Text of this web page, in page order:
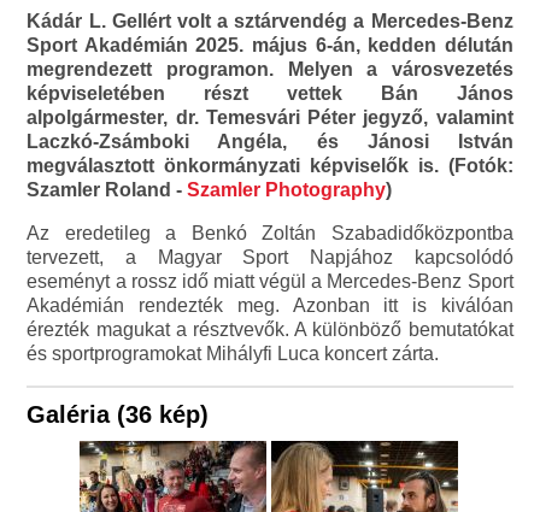
Kádár L. Gellért volt a sztárvendég a Mercedes-Benz
Sport Akadémián 2025. május 6-án, kedden délután
megrendezett programon. Melyen a városvezetés
képviseletében részt vettek Bán János
alpolgármester, dr. Temesvári Péter jegyző, valamint
Laczkó-Zsámboki Angéla, és Jánosi István
megválasztott önkormányzati képviselők is. (Fotók:
Szamler Roland -Szamler Photography)
Az eredetileg a Benkó Zoltán Szabadidőközpontba
tervezett, a Magyar Sport Napjához kapcsolódó
eseményt a rossz idő miatt végül a Mercedes-Benz Sport
Akadémián rendezték meg. Azonban itt is kiválóan
érezték magukat a résztvevők. A különböző bemutatókat
és sportprogramokat Mihályfi Luca koncert zárta.
Galéria (36 kép)